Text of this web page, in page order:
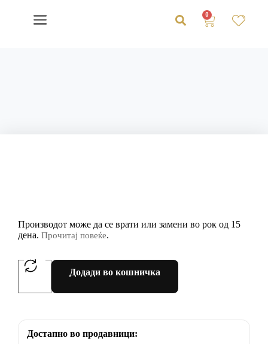
0
Додади во кошничка
Производот може да се врати или замени во рок од 15
дена. Прочитај повеќе.
Достапно во продавници: